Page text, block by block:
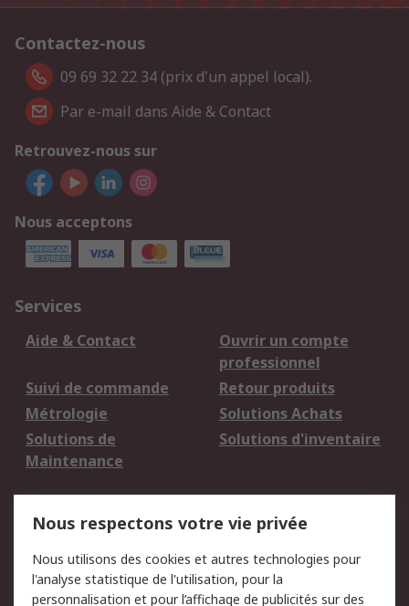
Contactez-nous
09 69 32 22 34 (prix d'un appel local).
Par e-mail dans Aide & Contact
Retrouvez-nous sur
Nous acceptons
Services
Aide & Contact
Ouvrir un compte
professionnel
Suivi de commande
Retour produits
Métrologie
Solutions Achats
Solutions de
Maintenance
Solutions d'inventaire
du site
Politique de protection
Sécurité des E-mails
Nous respectons votre vie privée
Nous utilisons des cookies et autres technologies pour
l'analyse statistique de l'utilisation, pour la
personnalisation et pour l’affichage de publicités sur des